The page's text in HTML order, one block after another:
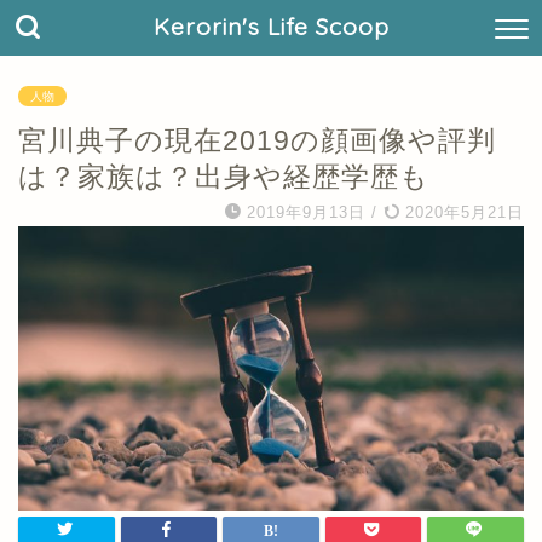
Kerorin's Life Scoop
人物
宮川典子の現在2019の顔画像や評判
は？家族は？出身や経歴学歴も
2019年9月13日 / 2020年5月21日